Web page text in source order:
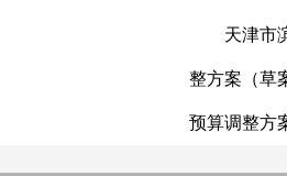
天津市滨
整方案（草
预算调整方